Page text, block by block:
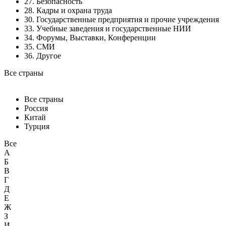
28. Кадры и охрана труда
30. Государственные предприятия и прочие учреждения
33. Учебные заведения и государственные НИИ
34. Форумы, Выставки, Конференции
35. СМИ
36. Другое
Все страны
Все страны
Россия
Китай
Турция
Все
А
Б
В
Г
Д
Е
Ж
З